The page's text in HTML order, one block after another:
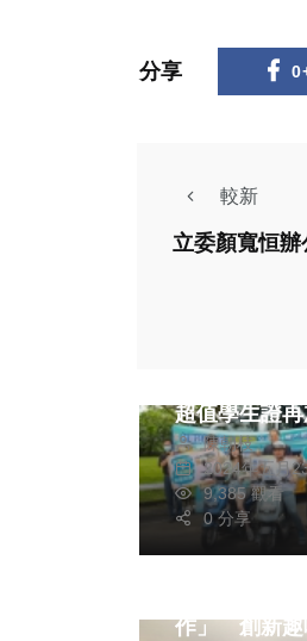
分享
較新
立委顏寬恒辦
熱門 生活
超值學生證
陳朝枝
2024年五月
9,385 觀看
0 分享
生活 文教
綜合
臻品藝術中
作」 創新趣